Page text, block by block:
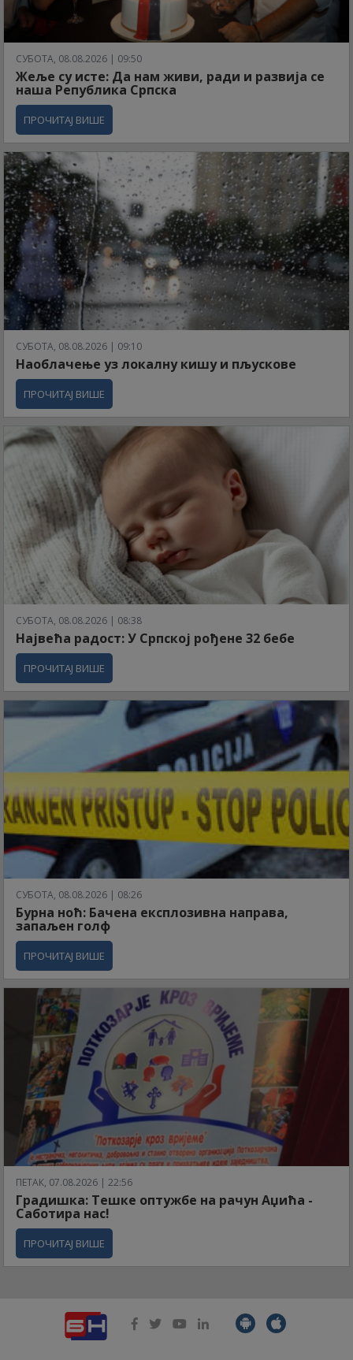
СУБОТА, 08.08.2026 | 09:50
Жеље су исте: Да нам живи, ради и развија се
наша Република Српска
ПРОЧИТАЈ ВИШЕ
СУБОТА, 08.08.2026 | 09:10
Наоблачење уз локалну кишу и пљускове
ПРОЧИТАЈ ВИШЕ
СУБОТА, 08.08.2026 | 08:38
Највећа радост: У Српској рођене 32 бебе
ПРОЧИТАЈ ВИШЕ
СУБОТА, 08.08.2026 | 08:26
Бурна ноћ: Бачена експлозивна направа,
запаљен голф
ПРОЧИТАЈ ВИШЕ
ПЕТАК, 07.08.2026 | 22:56
Градишка: Тешке оптужбе на рачун Аџића -
Саботира нас!
ПРОЧИТАЈ ВИШЕ